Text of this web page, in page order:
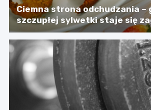
Ciemna strona odchudzania –
szczupłej sylwetki staje się